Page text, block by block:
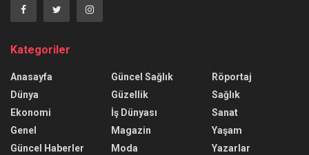
Kategoriler
Anasayfa
Dünya
Ekonomi
Genel
Güncel Haberler
Güncel Sağlık
Güzellik
İş Dünyası
Magazin
Moda
Röportaj
Sağlık
Sanat
Yaşam
Yazarlar